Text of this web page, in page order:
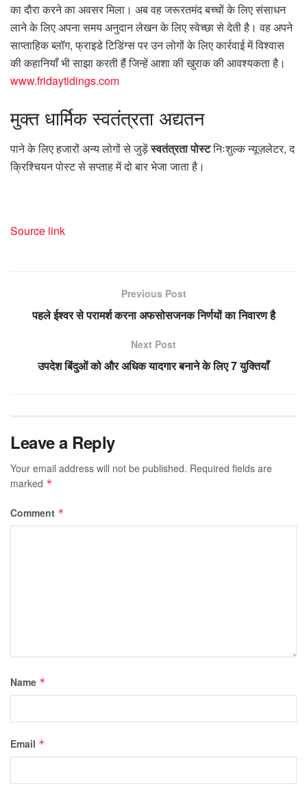
का दौरा करने का अवसर मिला। अब वह जरूरतमंद बच्चों के लिए संसाधन
लाने के लिए अपना समय अनुदान लेखन के लिए स्वेच्छा से देती है। वह अपने
साप्ताहिक ब्लॉग, फ्राइडे टिडिंग्स पर उन लोगों के लिए कार्रवाई में विश्वास
की कहानियाँ भी साझा करती हैं जिन्हें आशा की खुराक की आवश्यकता है।
www.fridaytidings.com
मुक्तधार्मिक स्वतंत्रता अद्यतन
पाने के लिए हजारों अन्य लोगों से जुड़ेंस्वतंत्रता पोस्टनिःशुल्क न्यूज़लेटर, द
क्रिश्चियन पोस्ट से सप्ताह में दो बार भेजा जाता है।
Source link
Previous Post
पहले ईश्वर से परामर्श करना अफसोसजनक निर्णयों का निवारण है
Next Post
उपदेश बिंदुओं को और अधिक यादगार बनाने के लिए 7 युक्तियाँ
Leave a Reply
Your email address will not be published. Required fields are
marked *
Comment *
Name *
Email *